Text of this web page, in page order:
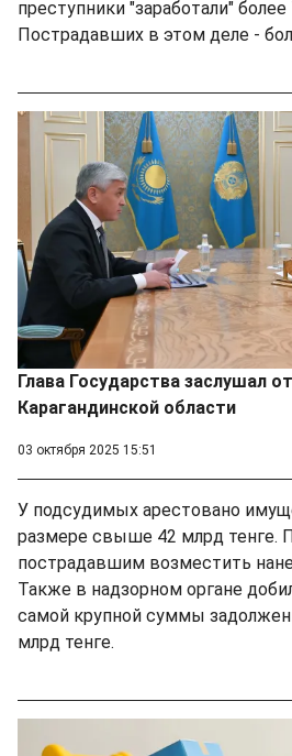
преступники "заработали"
Пострадавших в этом деле -
Глава Государства заслушал
Карагандинской области
03 октября 2025 15:51
У подсудимых арестовано
размере свыше 42 млрд тенге.
пострадавшим возместить
Также в надзорном органе
самой крупной суммы
млрд тенге.